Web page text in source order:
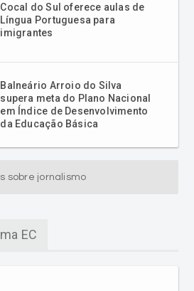
Cocal do Sul oferece aulas de
Língua Portuguesa para
imigrantes
Balneário Arroio do Silva
supera meta do Plano Nacional
em Índice de Desenvolvimento
da Educação Básica
sobre jornalismo
EC